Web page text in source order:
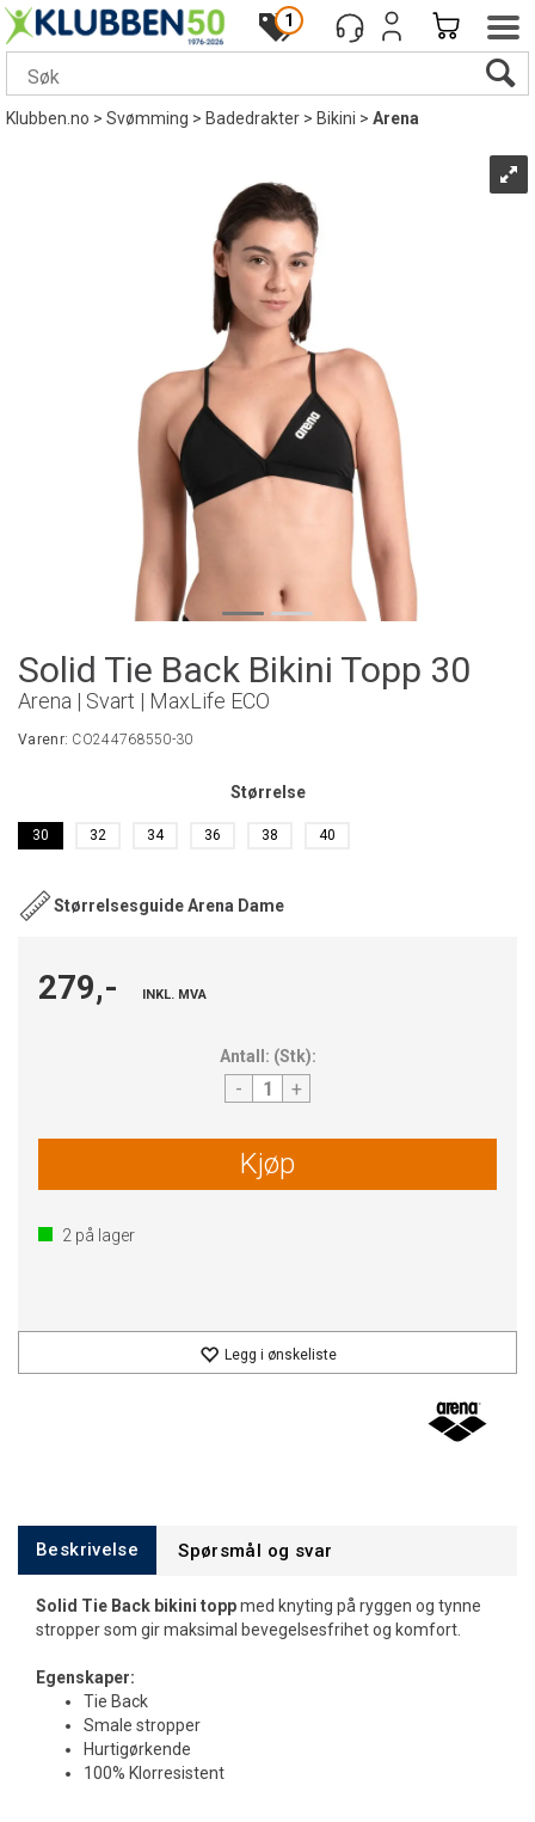
1
Klubben.no>Svømming>Badedrakter>Bikini>Arena
Solid Tie Back Bikini Topp 30
Arena | Svart | MaxLife ECO
Varenr: CO244768550-30
Størrelse
30 32 34 36 38 40
Størrelsesguide Arena Dame
279,- INKL. MVA
Antall: (Stk):
- +
Kjøp
2 på lager
Legg i ønskeliste
Beskrivelse Spørsmål og svar
Solid Tie Back bikini toppmed knyting på ryggen og tynne
stropper som gir maksimal bevegelsesfrihet og komfort.
Egenskaper:
Tie Back
Smale stropper
Hurtigørkende
100% Klorresistent